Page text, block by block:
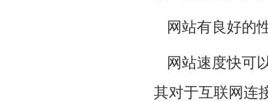
网站有良好的
网站速度快可
其对于互联网连